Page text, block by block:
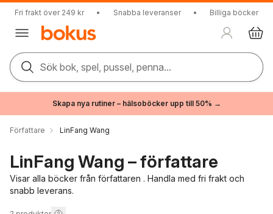
Fri frakt över 249 kr • Snabba leveranser • Billiga böcker
Sök bok, spel, pussel, penna...
Skapa nya rutiner – hälsoböcker upp till 50% →
Författare LinFang Wang
LinFang Wang – författare
Visar alla böcker från författaren . Handla med fri frakt och
snabb leverans.